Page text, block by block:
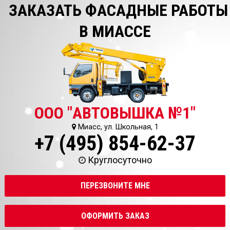
ЗАКАЗАТЬ ФАСАДНЫЕ РАБОТЫ
В МИАССЕ
ООО "АВТОВЫШКА №1"
Миасс, ул. Школьная, 1
+7 (495) 854-62-37
Круглосуточно
ПЕРЕЗВОНИТЕ МНЕ
ОФОРМИТЬ ЗАКАЗ